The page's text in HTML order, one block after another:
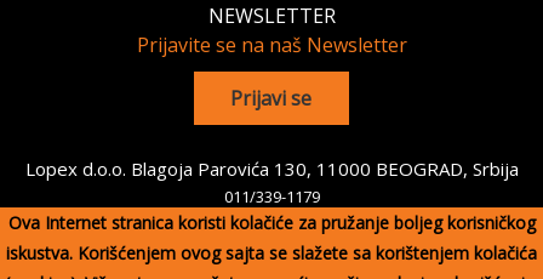
Ova Internet stranica koristi kolačiće za pružanje boljeg korisničkog
iskustva. Korišćenjem ovog sajta se slažete sa korištenjem kolačića
NEWSLETTER
Prijavite se na naš Newsletter
Lopex d.o.o. Blagoja Parovića 130, 11000 BEOGRAD, Srbija
011/339-1179
Copyright 2026 Lopex d.o.o. Sva prava su zadržana. Powered by
shopen.com